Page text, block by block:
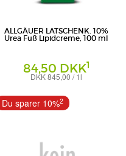
ALLGÄUER LATSCHENK. 10%
Urea Fuß Lipidcreme, 100 ml
84,50 DKK1
DKK 845,00 / 1l
Dr. Theiss Naturwaren GmbH
Du sparer 10%2